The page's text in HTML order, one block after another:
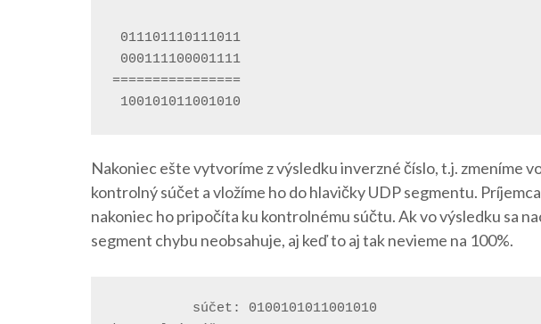
================
Nakoniec ešte vytvoríme z výsledku inverzné číslo, t.j. zmeníme
kontrolný súčet a vložíme ho do hlavičky UDP segmentu.
nakoniec ho pripočíta ku kontrolnému súčtu. Ak vo výsledku sa
segment chybu neobsahuje, aj keď to aj tak nevieme na 100%.